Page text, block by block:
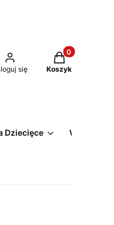
się
Produkty w
Koszyk
Dziecięce